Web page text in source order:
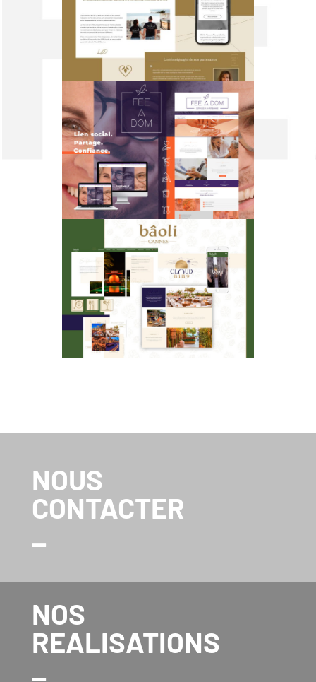
MIEL DE CANNES
FEE A DOM
BÂOLI
NOUS
CONTACTER
_
NOS
REALISATIONS
_